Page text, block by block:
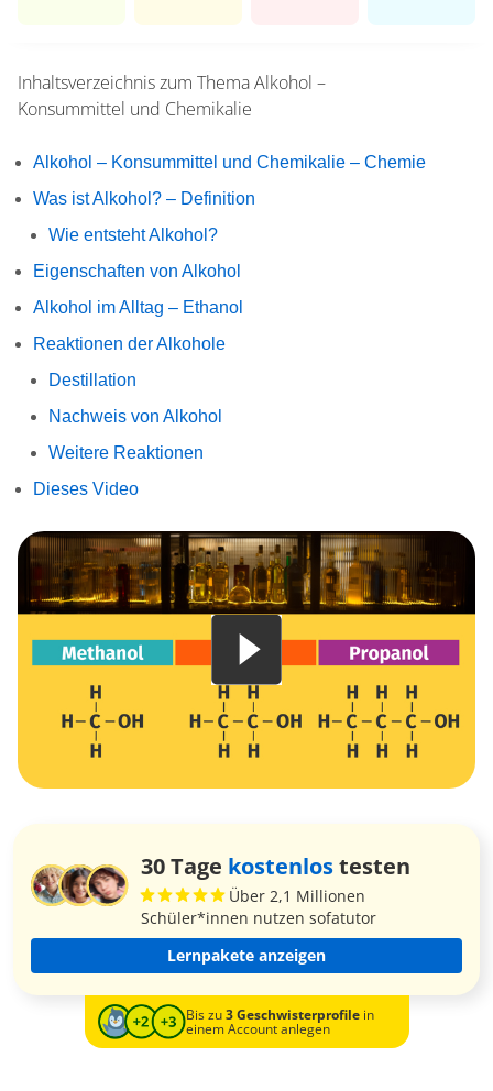
Inhaltsverzeichnis zum ThemaAlkohol –
Konsummittel und Chemikalie
Alkohol – Konsummittel und Chemikalie – Chemie
Was ist Alkohol? – Definition
Wie entsteht Alkohol?
Eigenschaften von Alkohol
Alkohol im Alltag – Ethanol
Reaktionen der Alkohole
Destillation
Nachweis von Alkohol
Weitere Reaktionen
Dieses Video
30 Tage kostenlostesten
Über 2,1 Millionen
Schüler*innen nutzen sofatutor
Lernpakete anzeigen
Bis zu3 Geschwisterprofilein
einem Account anlegen